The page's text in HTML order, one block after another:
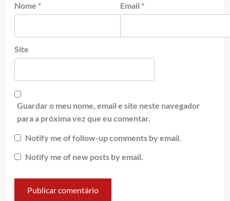
Nome * Email *
Site
Guardar o meu nome, email e site neste navegador
para a próxima vez que eu comentar.
Notify me of follow-up comments by email.
Notify me of new posts by email.